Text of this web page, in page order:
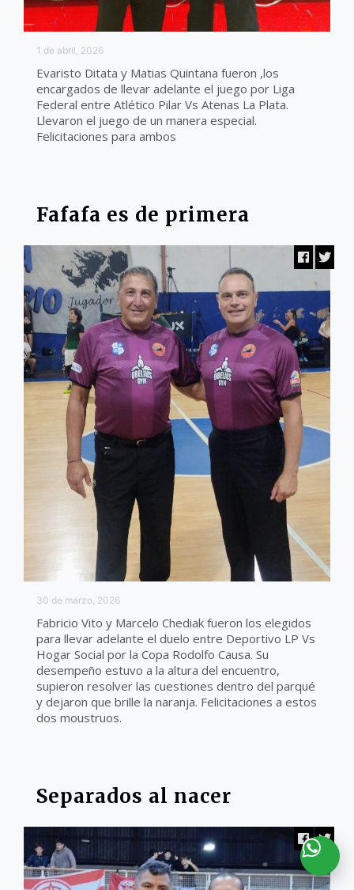
1 de abril, 2026
Evaristo Ditata y Matias Quintana fueron ,los
encargados de llevar adelante el juego por Liga
Federal entre Atlético Pilar Vs Atenas La Plata.
Llevaron el juego de un manera especial.
Felicitaciones para ambos
Fafafa es de primera
30 de marzo, 2026
Fabricio Vito y Marcelo Chediak fueron los elegidos
para llevar adelante el duelo entre Deportivo LP Vs
Hogar Social por la Copa Rodolfo Causa. Su
desempeño estuvo a la altura del encuentro,
supieron resolver las cuestiones dentro del parqué
y dejaron que brille la naranja. Felicitaciones a estos
dos moustruos.
Separados al nacer